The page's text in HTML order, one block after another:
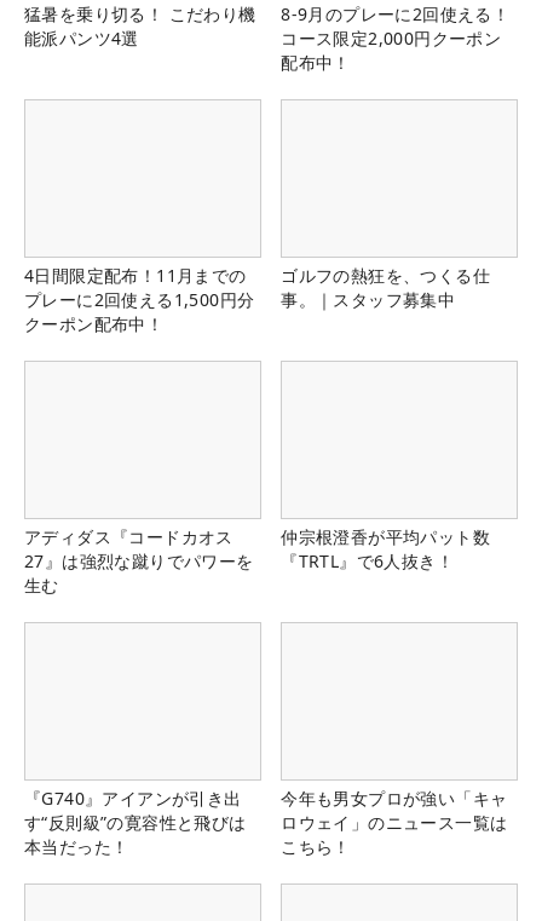
猛暑を乗り切る！ こだわり機
能派パンツ4選
8-9月のプレーに2回使える！
コース限定2,000円クーポン
配布中！
4日間限定配布！11月までの
プレーに2回使える1,500円分
クーポン配布中！
ゴルフの熱狂を、つくる仕
事。｜スタッフ募集中
アディダス『コードカオス
27』は強烈な蹴りでパワーを
生む
仲宗根澄香が平均パット数
『TRTL』で6人抜き！
『G740』アイアンが引き出
す“反則級”の寛容性と飛びは
本当だった！
今年も男女プロが強い「キャ
ロウェイ」のニュース一覧は
こちら！